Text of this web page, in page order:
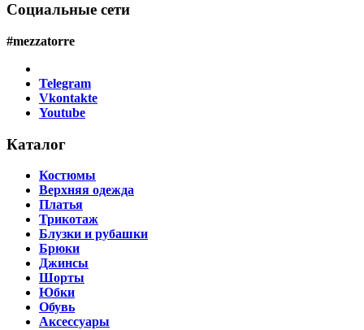
Социальные сети
#mezzatorre
Telegram
Vkontakte
Youtube
Каталог
Костюмы
Верхняя одежда
Платья
Трикотаж
Блузки и рубашки
Брюки
Джинсы
Шорты
Юбки
Обувь
Аксессуары